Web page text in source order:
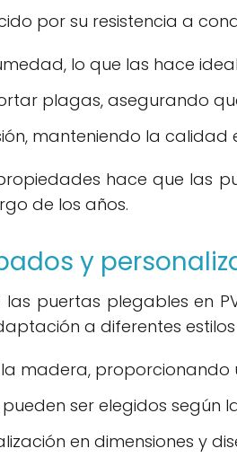
por su resistencia a
lo que las hace
plagas, asegurando
manteniendo la
hace que las
de los años.
y
las puertas plegables en
a diferentes
madera, proporcionando
ser elegidos según
en dimensiones y